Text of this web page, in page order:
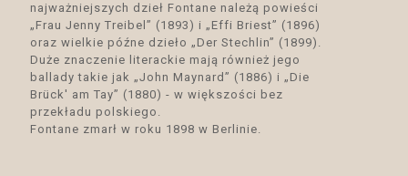
najważniejszych dzieł Fontane należą powieści
„Frau Jenny Treibel” (1893) i „Effi Briest” (1896)
oraz wielkie późne dzieło „Der Stechlin” (1899).
Duże znaczenie literackie mają również jego
ballady takie jak „John Maynard” (1886) i „Die
Brück' am Tay” (1880) - w większości bez
przekładu polskiego.
Fontane zmarł w roku 1898 w Berlinie.